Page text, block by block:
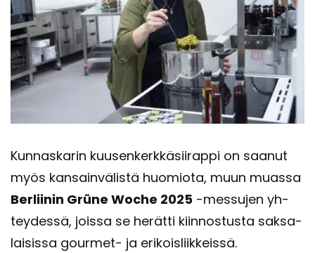
Kun­nas­ka­rin kuusen­kerk­kä­sii­rap­pi on saa­nut
myös kan­sain­vä­lis­tä huo­mio­ta, muun muas­sa
Ber­lii­nin Grüne Woche 2025 -​messujen yh­
tey­des­sä, jois­sa se he­rät­ti kiin­nos­tus­ta sak­sa­
lai­sis­sa gourmet-​ ja eri­kois­liik­keis­sä.